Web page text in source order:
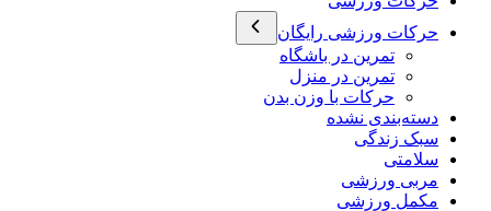
حرکات ورزشی رایگان
تمرین در باشگاه
تمرین در منزل
حرکات با وزن بدن
دسته‌بندی نشده
سبک زندگی
سلامتی
مربی ورزشی
مکمل ورزشی